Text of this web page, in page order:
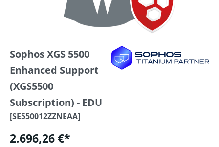
Sophos XGS 5500
Enhanced Support
(XGS5500
Subscription) - EDU
[SE550012ZZNEAA]
2.696,26 €*